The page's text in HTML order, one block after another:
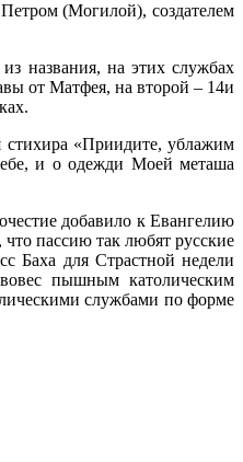
(Могилой), создателем
названия, на этих службах
от Матфея, на второй – 14и
стихира «Приидите, ублажим
и о одежди Моей меташа
добавило к Евангелию
пассию так любят русские
Баха для Страстной недели
пышным католическим
службами по форме